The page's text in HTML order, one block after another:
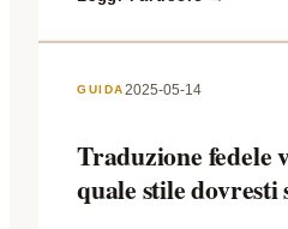
GUIDA2025-05-14
Traduzione fedele
quale stile dovresti